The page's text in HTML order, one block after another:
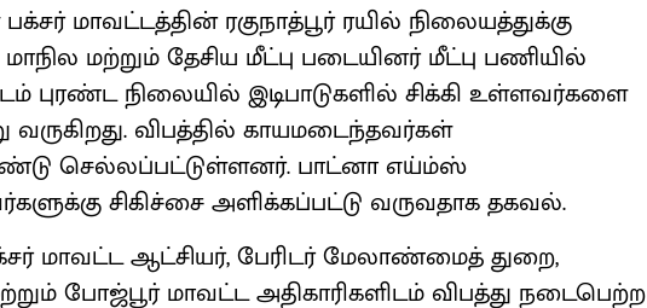
மாவட்டத்தின் ரகுநாத்பூர் ரயில் நிலையத்துக்கு
மற்றும் தேசிய மீட்பு படையினர் மீட்பு பணியில்
புரண்ட நிலையில் இடிபாடுகளில் சிக்கி உள்ளவர்களை
விபத்தில் காயமடைந்தவர்கள்
செல்லப்பட்டுள்ளனர். பாட்னா எய்ம்ஸ்
சிகிச்சை அளிக்கப்பட்டு வருவதாக தகவல்.
மாவட்ட ஆட்சியர், பேரிடர் மேலாண்மைத் துறை,
போஜ்பூர் மாவட்ட அதிகாரிகளிடம் விபத்து நடைபெற்ற